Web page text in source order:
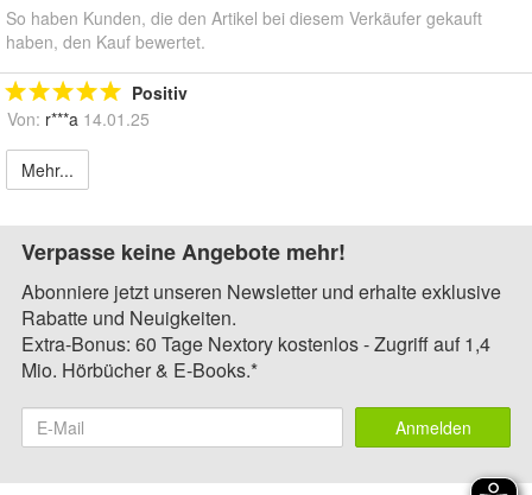
So haben Kunden, die den Artikel bei diesem Verkäufer gekauft
haben, den Kauf bewertet.
Positiv
Von: r***a 14.01.25
Mehr...
Verpasse keine Angebote mehr!
Abonniere jetzt unseren Newsletter und erhalte exklusive
Rabatte und Neuigkeiten.
Extra-Bonus: 60 Tage Nextory kostenlos - Zugriff auf 1,4
Mio. Hörbücher & E-Books.*
Anmelden